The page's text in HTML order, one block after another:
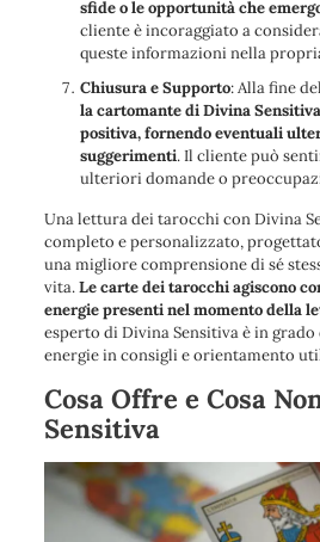
sfide o le opportunità che
cliente è incoraggiato a
queste informazioni nella
Chiusura e Supporto: Alla fine
la cartomante di Divina
positiva, fornendo eventuali
suggerimenti. Il cliente può
ulteriori domande o
Una lettura dei tarocchi con Divina
completo e personalizzato,
una migliore comprensione di sé
vita.Le carte dei tarocchi agiscono
energie presenti nel momento della
esperto di Divina Sensitiva è in
energie in consigli e orientamento
Cosa Offre e Cosa
Sensitiva